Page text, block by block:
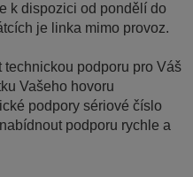
k dispozici od pondělí do
je linka mimo provoz.
podporu pro Váš
Vašeho hovoru
podpory sériové číslo
podporu rychle a